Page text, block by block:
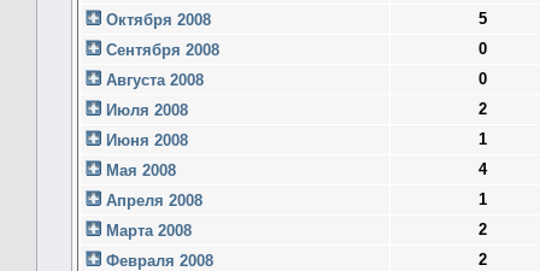
Октября 2008
5
Сентября 2008
0
Августа 2008
0
Июля 2008
2
Июня 2008
1
Мая 2008
4
Апреля 2008
1
Марта 2008
2
Февраля 2008
2